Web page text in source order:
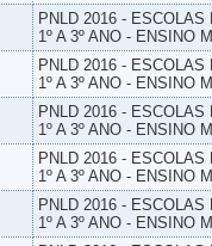
PNLD 2016 -
1º A 3º ANO - ENSINO
PNLD 2016 -
1º A 3º ANO - ENSINO
PNLD 2016 -
1º A 3º ANO - ENSINO
PNLD 2016 -
1º A 3º ANO - ENSINO
PNLD 2016 -
1º A 3º ANO - ENSINO